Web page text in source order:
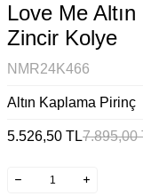
Love Me
Zincir Kolye
NMR24K466
Altın Kaplama Pirinç
5.526,50 TL7.895,00